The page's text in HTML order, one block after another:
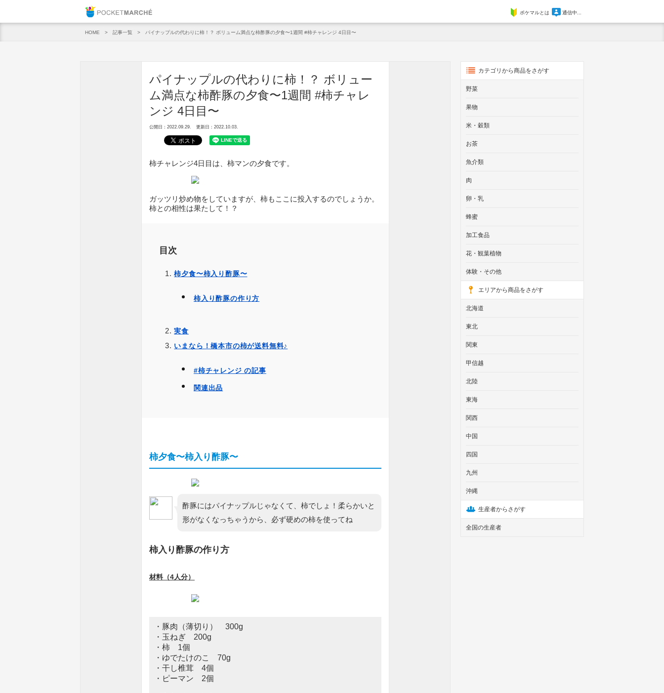
ポケマルとは 通信中...
HOME 記事一覧 パイナップルの代わりに柿！？ ボリューム満点な柿酢豚の夕食〜1週間 #柿チャレンジ 4日目〜
パイナップルの代わりに柿！？ ボリュー
ム満点な柿酢豚の夕食〜1週間 #柿チャレ
ンジ 4日目〜
公開日：2022.09.29. 更新日：2022.10.03.
柿チャレンジ4日目は、柿マンの夕食です。
ガッツリ炒め物をしていますが、柿もここに投入するのでしょうか。
柿との相性は果たして！？
目次
柿夕食〜柿入り酢豚〜
柿入り酢豚の作り方
実食
いまなら！橋本市の柿が送料無料♪
#柿チャレンジ の記事
関連出品
柿夕食〜柿入り酢豚〜
酢豚にはパイナップルじゃなくて、柿でしょ！柔らかいと
形がなくなっちゃうから、必ず硬めの柿を使ってね
柿入り酢豚の作り方
材料（4人分）
・豚肉（薄切り） 300g
・玉ねぎ 200g
・柿 1個
・ゆでたけのこ 70g
・干し椎茸 4個
・ピーマン 2個
カテゴリから商品をさがす
野菜
果物
米・穀類
お茶
魚介類
肉
卵・乳
蜂蜜
加工食品
花・観葉植物
体験・その他
エリアから商品をさがす
北海道
東北
関東
甲信越
北陸
東海
関西
中国
四国
九州
沖縄
生産者からさがす
全国の生産者